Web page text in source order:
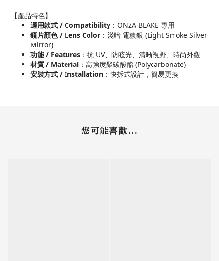
【產品特色】
適用款式 / Compatibility ：ONZA BLAKE 專用
鏡片顏色 / Lens Color ：淺暗 電鍍銀 (Light Smoke Silver
Mirror)
功能 / Features ：抗 UV、防眩光、清晰視野、時尚外觀
材質 / Material ：高強度聚碳酸酯 (Polycarbonate)
安裝方式 / Installation ：快拆式設計，簡易更換
您可能喜歡...